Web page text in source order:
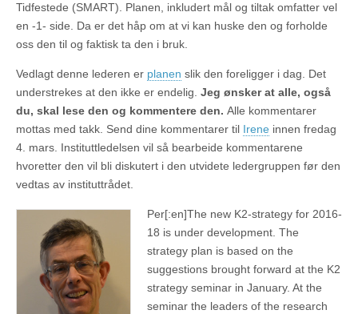
Tidfestede (SMART). Planen, inkludert mål og tiltak omfatter vel
en -1- side. Da er det håp om at vi kan huske den og forholde
oss den til og faktisk ta den i bruk.
Vedlagt denne lederen er planen slik den foreligger i dag. Det
understrekes at den ikke er endelig. Jeg ønsker at alle, også
du, skal lese den og kommentere den. Alle kommentarer
mottas med takk. Send dine kommentarer til Irene innen fredag
4. mars. Instituttledelsen vil så bearbeide kommentarene
hvoretter den vil bli diskutert i den utvidete ledergruppen før den
vedtas av instituttrådet.
Per[:en]The new K2-strategy for 2016-
18 is under development. The
strategy plan is based on the
suggestions brought forward at the K2
strategy seminar in January. At the
seminar the leaders of the research